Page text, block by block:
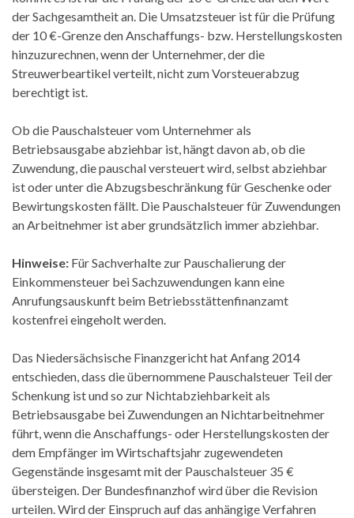
der Sachgesamtheit an. Die Umsatzsteuer ist für die Prüfung
der 10 €-Grenze den Anschaffungs- bzw. Herstellungskosten
hinzuzurechnen, wenn der Unternehmer, der die
Streuwerbeartikel verteilt, nicht zum Vorsteuerabzug
berechtigt ist.
Ob die Pauschalsteuer vom Unternehmer als
Betriebsausgabe abziehbar ist, hängt davon ab, ob die
Zuwendung, die pauschal versteuert wird, selbst abziehbar
ist oder unter die Abzugsbeschränkung für Geschenke oder
Bewirtungskosten fällt. Die Pauschalsteuer für Zuwendungen
an Arbeitnehmer ist aber grundsätzlich immer abziehbar.
Hinweise: Für Sachverhalte zur Pauschalierung der
Einkommensteuer bei Sachzuwendungen kann eine
Anrufungsauskunft beim Betriebsstättenfinanzamt
kostenfrei eingeholt werden.
Das Niedersächsische Finanzgericht hat Anfang 2014
entschieden, dass die übernommene Pauschalsteuer Teil der
Schenkung ist und so zur Nichtabziehbarkeit als
Betriebsausgabe bei Zuwendungen an Nichtarbeitnehmer
führt, wenn die Anschaffungs- oder Herstellungskosten der
dem Empfänger im Wirtschaftsjahr zugewendeten
Gegenstände insgesamt mit der Pauschalsteuer 35 €
übersteigen. Der Bundesfinanzhof wird über die Revision
urteilen. Wird der Einspruch auf das anhängige Verfahren